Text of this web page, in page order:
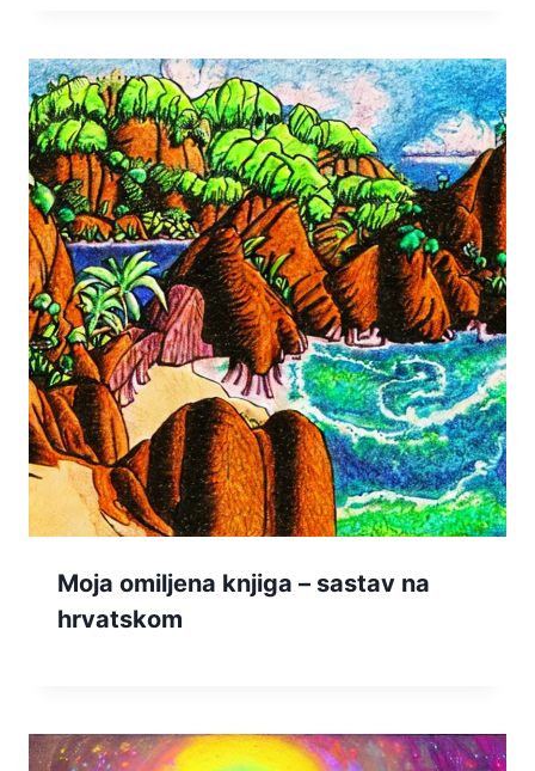
Moja omiljena knjiga – sastav na
hrvatskom